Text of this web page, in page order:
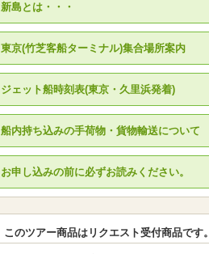
新島とは・・・
東京(竹芝客船ターミナル)集合場所案内
ジェット船時刻表(東京・久里浜発着)
船内持ち込みの手荷物・貨物輸送について
お申し込みの前に必ずお読みください。
このツアー商品はリクエスト受付商品です。